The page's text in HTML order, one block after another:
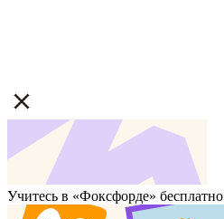
Учитесь в «Фоксфорде» бесплатно